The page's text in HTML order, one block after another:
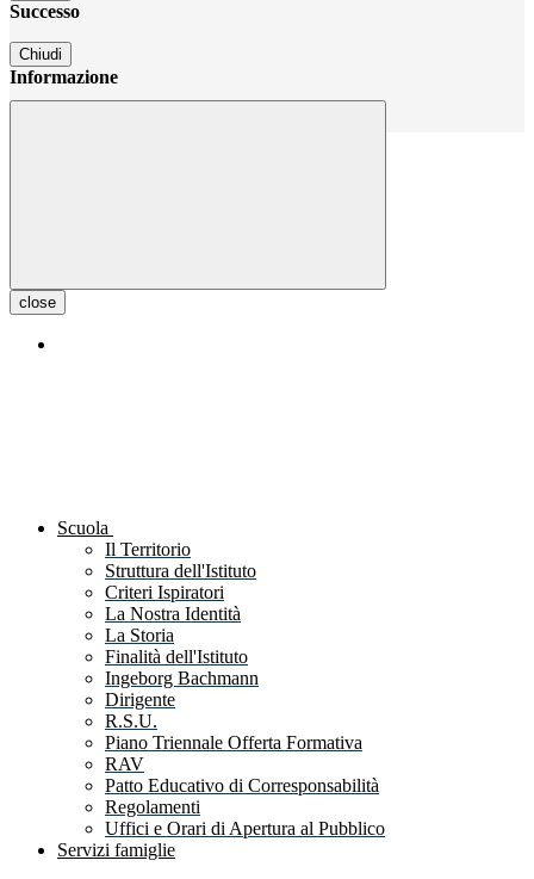
Successo
Chiudi
Informazione
close
Scuola
Il Territorio
Struttura dell'Istituto
Criteri Ispiratori
La Nostra Identità
La Storia
Finalità dell'Istituto
Ingeborg Bachmann
Dirigente
R.S.U.
Piano Triennale Offerta Formativa
RAV
Patto Educativo di Corresponsabilità
Regolamenti
Uffici e Orari di Apertura al Pubblico
Servizi famiglie